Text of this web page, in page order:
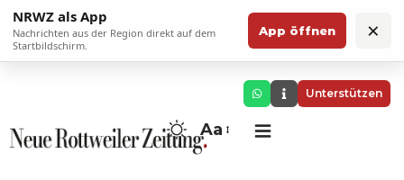
NRWZ als App
Nachrichten aus der Region direkt auf dem
Startbildschirm.
App öffnen ×
Unterstützen
Aa